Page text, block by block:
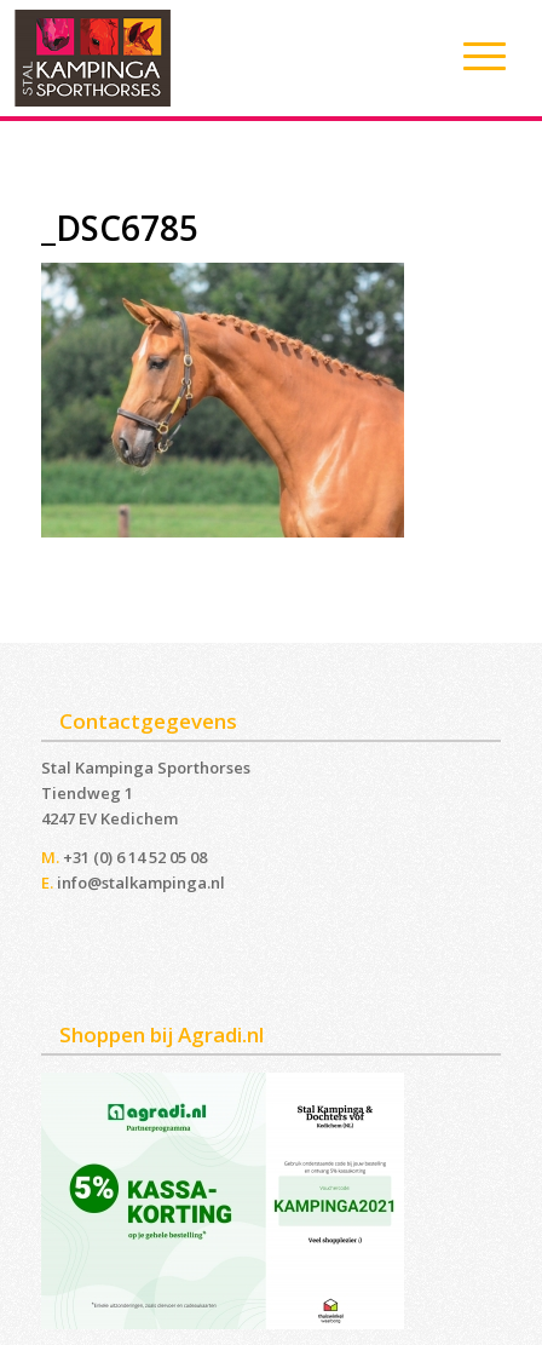
_DSC6785
Contactgegevens
Stal Kampinga Sporthorses
Tiendweg 1
4247 EV Kedichem ‎
M.+31 (0) 6 14 52 05 08
E. info@stalkampinga.nl
Shoppen bij Agradi.nl